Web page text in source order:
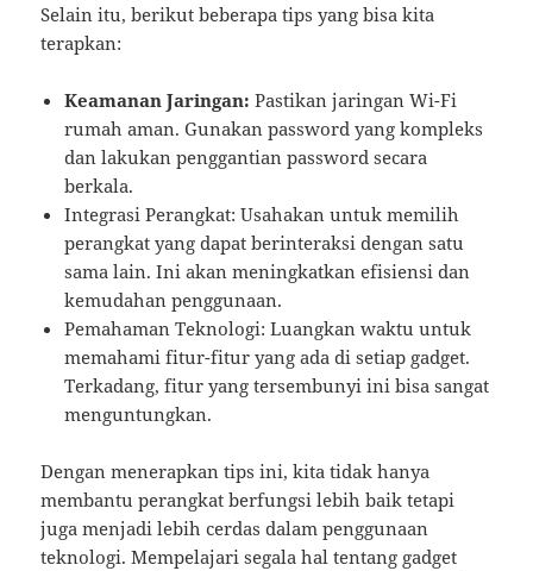
Selain itu, berikut beberapa tips yang bisa kita
terapkan:
Keamanan Jaringan: Pastikan jaringan Wi-Fi
rumah aman. Gunakan password yang kompleks
dan lakukan penggantian password secara
berkala.
Integrasi Perangkat: Usahakan untuk memilih
perangkat yang dapat berinteraksi dengan satu
sama lain. Ini akan meningkatkan efisiensi dan
kemudahan penggunaan.
Pemahaman Teknologi: Luangkan waktu untuk
memahami fitur-fitur yang ada di setiap gadget.
Terkadang, fitur yang tersembunyi ini bisa sangat
menguntungkan.
Dengan menerapkan tips ini, kita tidak hanya
membantu perangkat berfungsi lebih baik tetapi
juga menjadi lebih cerdas dalam penggunaan
teknologi. Mempelajari segala hal tentang gadget